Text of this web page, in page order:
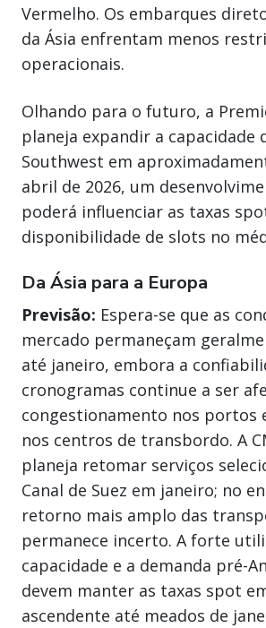
Vermelho. Os embarques
da Ásia enfrentam menos
operacionais.
Olhando para o futuro, a
planeja expandir a capacidade
Southwest em
abril de 2026, um
poderá influenciar as taxas
disponibilidade de slots no
Da Ásia para a Europa
Previsão: Espera-se que as
mercado permaneçam
até janeiro, embora a
cronogramas continue a ser
congestionamento nos portos
nos centros de transbordo. A
planeja retomar serviços
Canal de Suez em janeiro; no
retorno mais amplo das
permanece incerto. A forte
capacidade e a demanda pré-
devem manter as taxas spot
ascendente até meados de